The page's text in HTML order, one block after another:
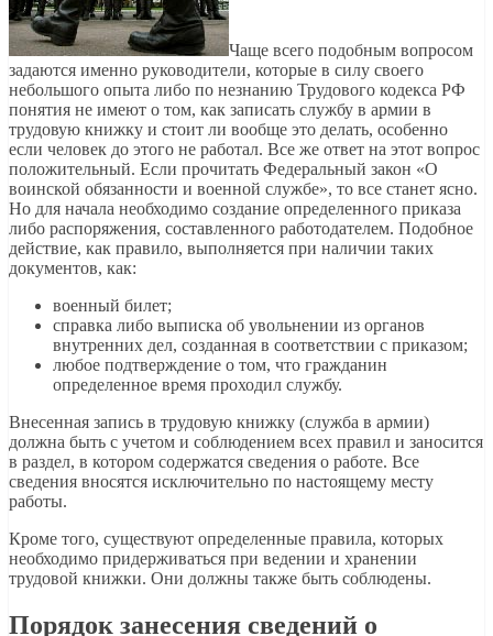
Чаще всего подобным вопросом
задаются именно руководители, которые в силу своего
небольшого опыта либо по незнанию Трудового кодекса РФ
понятия не имеют о том, как записать службу в армии в
трудовую книжку и стоит ли вообще это делать, особенно
если человек до этого не работал. Все же ответ на этот вопрос
положительный. Если прочитать Федеральный закон «О
воинской обязанности и военной службе», то все станет ясно.
Но для начала необходимо создание определенного приказа
либо распоряжения, составленного работодателем. Подобное
действие, как правило, выполняется при наличии таких
документов, как:
военный билет;
справка либо выписка об увольнении из органов
внутренних дел, созданная в соответствии с приказом;
любое подтверждение о том, что гражданин
определенное время проходил службу.
Внесенная запись в трудовую книжку (служба в армии)
должна быть с учетом и соблюдением всех правил и заносится
в раздел, в котором содержатся сведения о работе. Все
сведения вносятся исключительно по настоящему месту
работы.
Кроме того, существуют определенные правила, которых
необходимо придерживаться при ведении и хранении
трудовой книжки. Они должны также быть соблюдены.
Порядок занесения сведений о